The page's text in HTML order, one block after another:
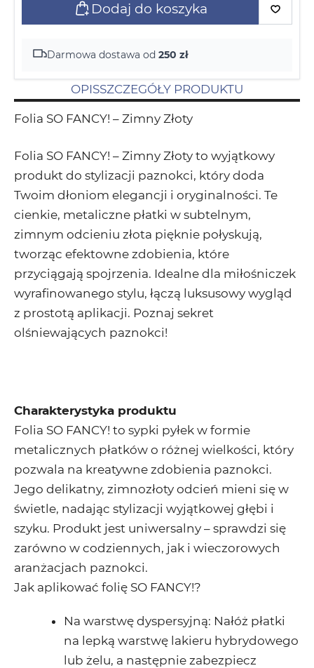
Dodaj do koszyka
Darmowa dostawa od 250 zł
OPISSZCZEGÓŁY PRODUKTU
Folia SO FANCY! – Zimny Złoty
Folia SO FANCY! – Zimny Złoty to wyjątkowy
produkt do stylizacji paznokci, który doda
Twoim dłoniom elegancji i oryginalności. Te
cienkie, metaliczne płatki w subtelnym,
zimnym odcieniu złota pięknie połyskują,
tworząc efektowne zdobienia, które
przyciągają spojrzenia. Idealne dla miłośniczek
wyrafinowanego stylu, łączą luksusowy wygląd
z prostotą aplikacji. Poznaj sekret
olśniewających paznokci!
Charakterystyka produktu
Folia SO FANCY! to sypki pyłek w formie
metalicznych płatków o różnej wielkości, który
pozwala na kreatywne zdobienia paznokci.
Jego delikatny, zimnozłoty odcień mieni się w
świetle, nadając stylizacji wyjątkowej głębi i
szyku. Produkt jest uniwersalny – sprawdzi się
zarówno w codziennych, jak i wieczorowych
aranżacjach paznokci.
Jak aplikować folię SO FANCY!?
Na warstwę dyspersyjną: Nałóż płatki
na lepką warstwę lakieru hybrydowego
lub żelu, a następnie zabezpiecz